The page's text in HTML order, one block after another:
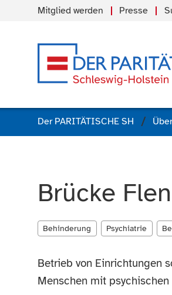
Mitglied werden Presse
Der PARITÄTISCHE SH
Brücke
Behinderung Psychiatrie
Betrieb von Einrichtungen
Menschen mit